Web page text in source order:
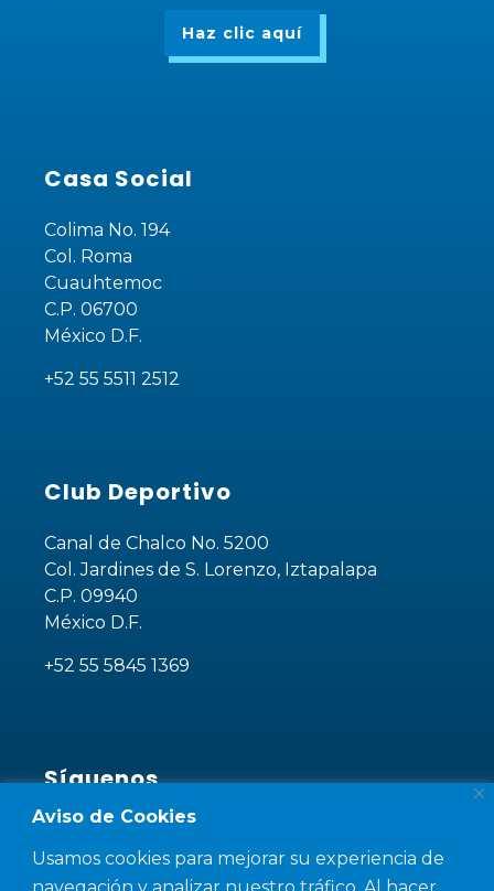
Aviso de Cookies
Usamos cookies para mejorar su experiencia de
navegación y analizar nuestro tráfico. Al hacer
Haz clic aquí
Casa Social
Colima No. 194
Col. Roma
Cuauhtemoc
C.P. 06700
México D.F.
+52 55 5511 2512
Club Deportivo
Canal de Chalco No. 5200
Col. Jardines de S. Lorenzo, Iztapalapa
C.P. 09940
México D.F.
+52 55 5845 1369
Síguenos
¡Sé parte de nuestra comunidad!